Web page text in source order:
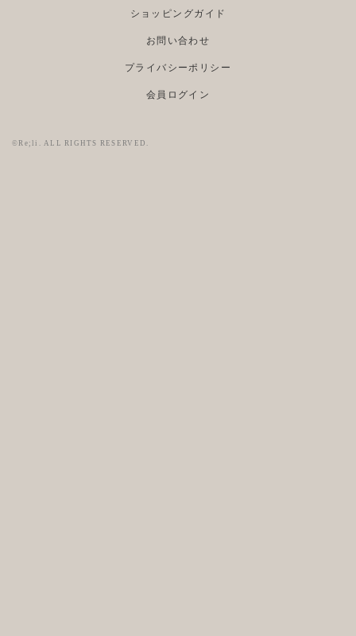
ショッピングガイド
お問い合わせ
プライバシーポリシー
会員ログイン
©Re;li. ALL RIGHTS RESERVED.